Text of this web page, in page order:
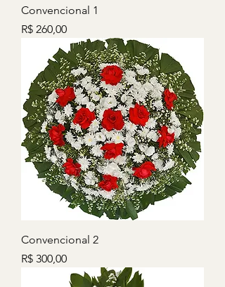
Convencional 1
Preço
R$ 260,00
Convencional 2
Preço
R$ 300,00